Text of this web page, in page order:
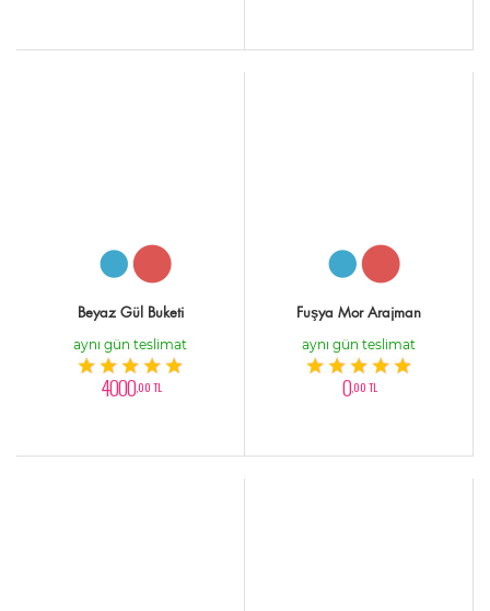
Beyaz Gül Buketi
aynı gün teslimat
4000,00 TL
Fuşya Mor Arajman
aynı gün teslimat
0,00 TL